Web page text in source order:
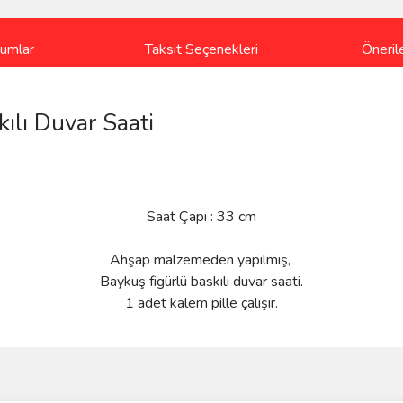
Taksit Seçenekleri
Duvar Saati
Saat Çapı : 33 cm
Ahşap malzemeden yapılmış,
Baykuş figürlü baskılı duvar saati.
1 adet kalem pille çalışır.